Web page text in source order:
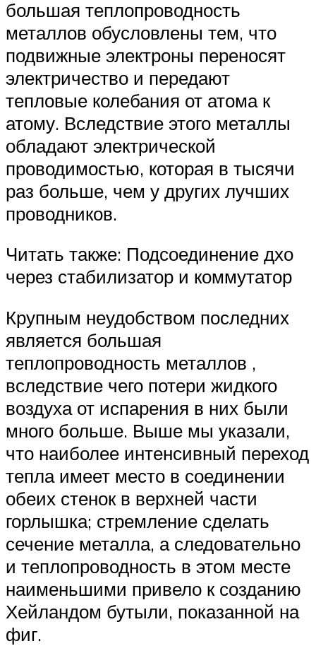
большая теплопроводность
металлов обусловлены тем, что
подвижные электроны переносят
электричество и передают
тепловые колебания от атома к
атому. Вследствие этого металлы
обладают электрической
проводимостью, которая в тысячи
раз больше, чем у других лучших
проводников.
Читать также: Подсоединение дхо
через стабилизатор и коммутатор
Крупным неудобством последних
является большая
теплопроводность металлов ,
вследствие чего потери жидкого
воздуха от испарения в них были
много больше. Выше мы указали,
что наиболее интенсивный переход
тепла имеет место в соединении
обеих стенок в верхней части
горлышка; стремление сделать
сечение металла, а следовательно
и теплопроводность в этом месте
наименьшими привело к созданию
Хейландом бутыли, показанной на
фиг.